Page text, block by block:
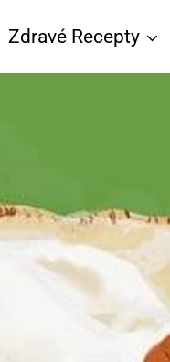
Zdravé Recepty